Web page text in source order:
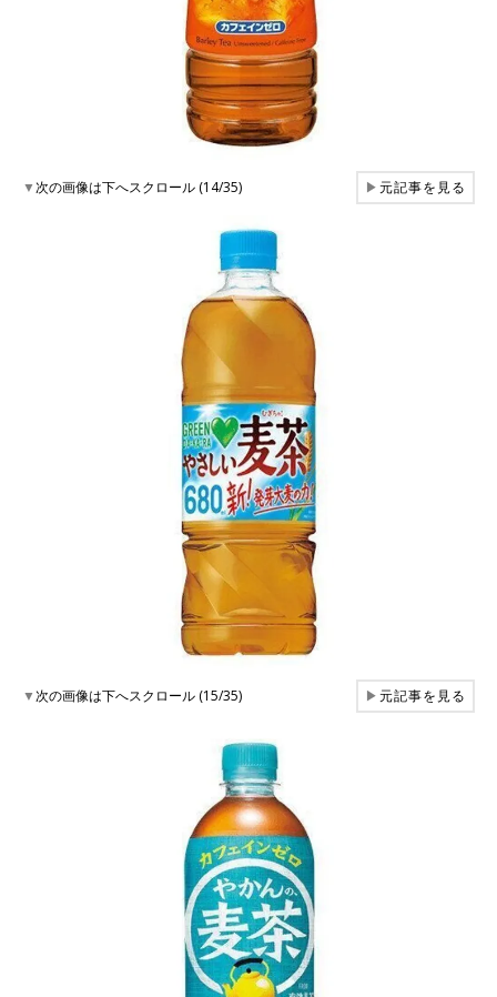
▼次の画像は下へスクロール (14/35) ▶元記事を見る
▼次の画像は下へスクロール (15/35) ▶元記事を見る